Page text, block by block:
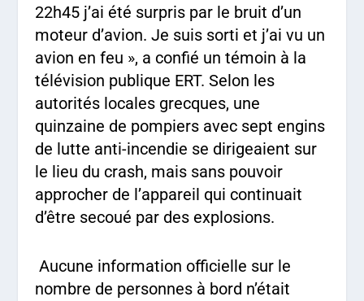
22h45 j’ai été surpris par le bruit d’un
moteur d’avion. Je suis sorti et j’ai vu un
avion en feu », a confié un témoin à la
télévision publique ERT. Selon les
autorités locales grecques, une
quinzaine de pompiers avec sept engins
de lutte anti-incendie se dirigeaient sur
le lieu du crash, mais sans pouvoir
approcher de l’appareil qui continuait
d’être secoué par des explosions.
Aucune information officielle sur le
nombre de personnes à bord n’était